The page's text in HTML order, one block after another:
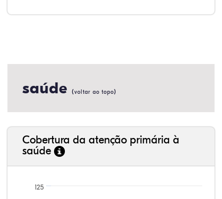
saúde (voltar ao topo)
Cobertura da atenção primária à
saúde
125